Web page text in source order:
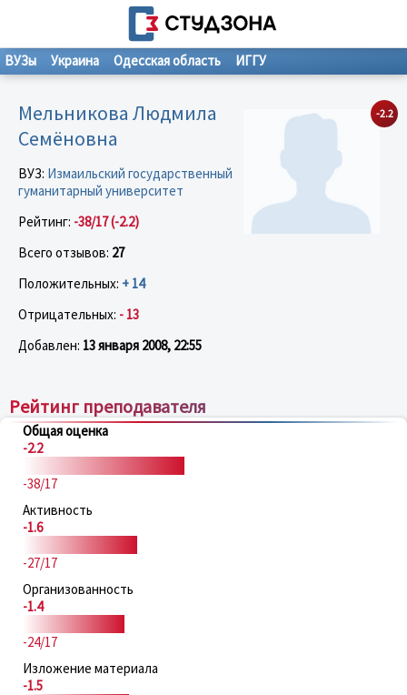
ВУЗы Украина Одесская область ИГГУ
-2.2
Мельникова Людмила
Семёновна
ВУЗ: Измаильский государственный
гуманитарный университет
Рейтинг: -38/17 (-2.2)
Всего отзывов: 27
Положительных: + 14
Отрицательных: - 13
Добавлен: 13 января 2008, 22:55
Рейтинг преподавателя
Общая оценка
-2.2
-38/17
Активность
-1.6
-27/17
Организованность
-1.4
-24/17
Изложение материала
-1.5